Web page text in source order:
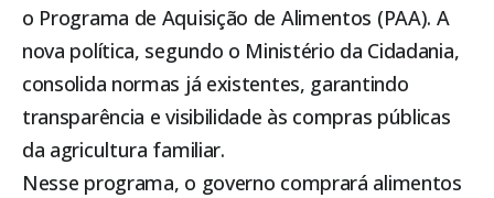
o Programa de Aquisição de Alimentos (PAA). A
nova política, segundo o Ministério da Cidadania,
consolida normas já existentes, garantindo
transparência e visibilidade às compras públicas
da agricultura familiar.
Nesse programa, o governo comprará alimentos